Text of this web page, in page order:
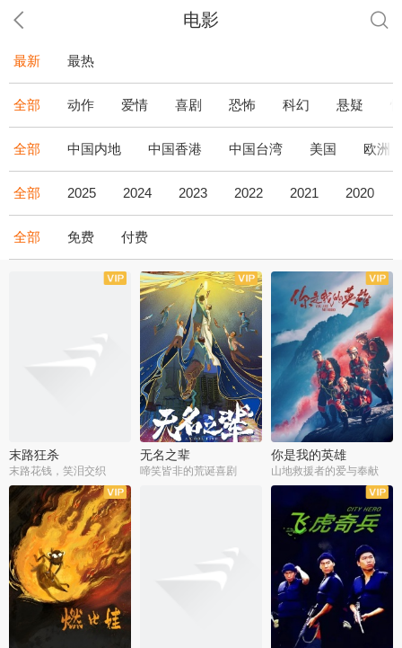
电影
最新 最热
全部 动作 爱情 喜剧 恐怖 科幻 悬疑
全部 中国内地 中国香港 中国台湾 美国 欧洲
全部 2025 2024 2023 2022 2021 2020
全部 免费 付费
末路狂杀
末路花钱，笑泪交织
无名之辈
啼笑皆非的荒诞喜剧
你是我的英雄
山地救援者的爱与奉献